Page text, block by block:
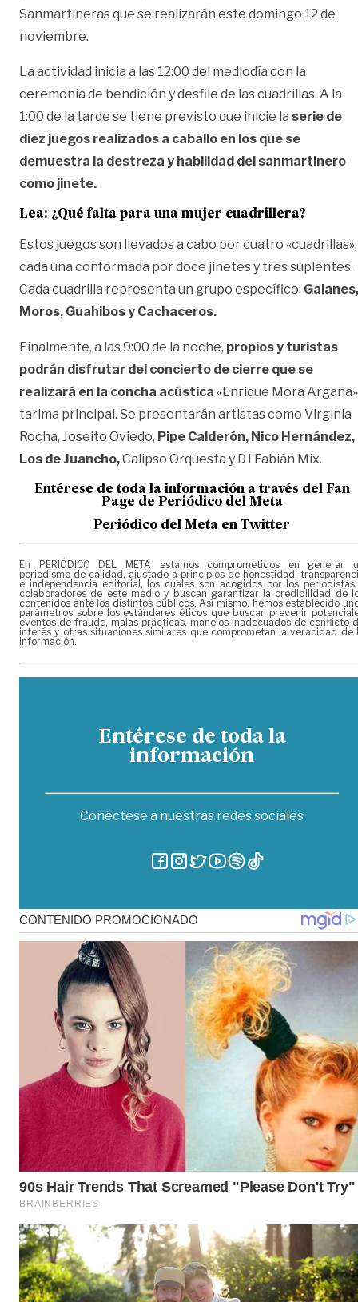
Sanmartineras que se realizarán este domingo 12 de
noviembre.
La actividad inicia a las 12:00 del mediodía con la
ceremonia de bendición y desfile de las cuadrillas. A la
1:00 de la tarde se tiene previsto que inicie la serie de
diez juegos realizados a caballo en los que se
demuestra la destreza y habilidad del sanmartinero
como jinete.
Lea: ¿Qué falta para una mujer cuadrillera?
Estos juegos son llevados a cabo por cuatro «cuadrillas»,
cada una conformada por doce jinetes y tres suplentes.
Cada cuadrilla representa un grupo específico: Galanes,
Moros, Guahibos y Cachaceros.
Finalmente, a las 9:00 de la noche, propios y turistas
podrán disfrutar del concierto de cierre que se
realizará en la concha acústica «Enrique Mora
tarima principal. Se presentarán artistas como Virginia
Rocha, Joseito Oviedo, Pipe Calderón, Nico Hernández,
Los de Juancho,Calipso Orquesta y DJ Fabián Mix.
Entérese de toda la información a través del Fan
Page de Periódico del Meta
Periódico del Meta en Twitter
En PERIÓDICO DEL META estamos comprometidos en generar
periodismo de calidad, ajustado a principios de honestidad,
e independencia editorial, los cuales son acogidos por los periodistas
colaboradores de este medio y buscan garantizar la credibilidad de
contenidos ante los distintos públicos. Así mismo, hemos establecido
parámetros sobre los estándares éticos que buscan prevenir
eventos de fraude, malas prácticas, manejos inadecuados de conflicto
interés y otras situaciones similares que comprometan la veracidad de
información.
Entérese de toda la
información
Conéctese a nuestras redes sociales